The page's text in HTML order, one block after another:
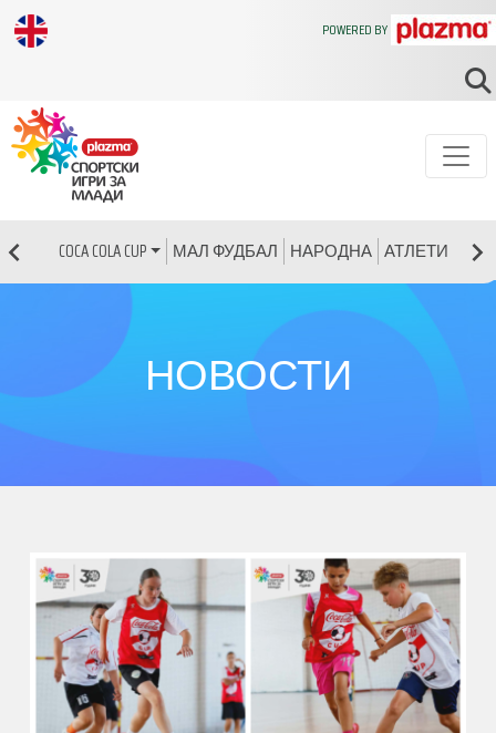
COCA COLA CUP МАЛ ФУДБАЛ НАРОДНА АТЛЕТИКА
POWERED BY
НОВОСТИ